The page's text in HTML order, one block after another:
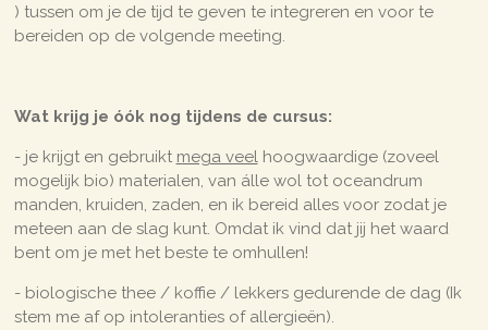
) tussen om je de tijd te geven te integreren en voor te
bereiden op de volgende meeting.
Wat krijg je óók nog tijdens de cursus:
- je krijgt en gebruikt mega veelhoogwaardige (zoveel
mogelijk bio) materialen, van álle wol tot oceandrum
manden, kruiden, zaden, en ik bereid alles voor zodat je
meteen aan de slag kunt. Omdat ik vind dat jij het waard
bent om je met het beste te omhullen!
- biologische thee / koffie / lekkers gedurende de dag (Ik
stem me af op intoleranties of allergieën).